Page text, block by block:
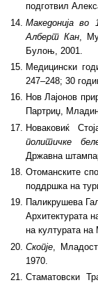
подготвил
Македонија во
Алберт Кан,
Булоњ, 2001.
Медицински
247–248; 30
Нов Лајонов
Партриџ,
Новаковиќ
политичке
Државна
Отоманските
поддршка на
Паликрушева
Архитектурата
на културата на
Скопје, Младост
1970.
Стаматовски